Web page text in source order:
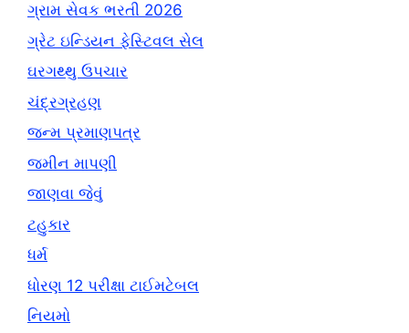
ગ્રામ સેવક ભરતી 2026
ગ્રેટ ઇન્ડિયન ફેસ્ટિવલ સેલ
ઘરગથ્થુ ઉપચાર
ચંદ્રગ્રહણ
જન્મ પ્રમાણપત્ર
જમીન માપણી
જાણવા જેવું
ટહુકાર
ધર્મ
ધોરણ 12 પરીક્ષા ટાઈમટેબલ
નિયમો